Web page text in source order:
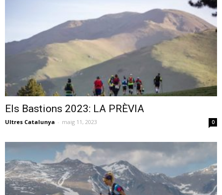
Els Bastions 2023: LA PRÈVIA
Ultres Catalunya - maig 11, 2023 0